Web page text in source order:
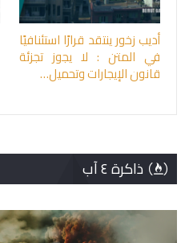
أديب زخور ينتقد قرارًا استئنافيًا
في المتن : لا يجوز تجزئة
قانون الإيجارات وتحميل…
ذاكرة ٤ آب